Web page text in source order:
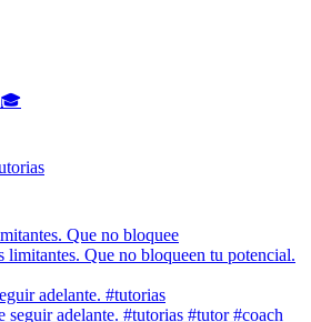
🎓
Que no bloquee
adelante. #tutorias